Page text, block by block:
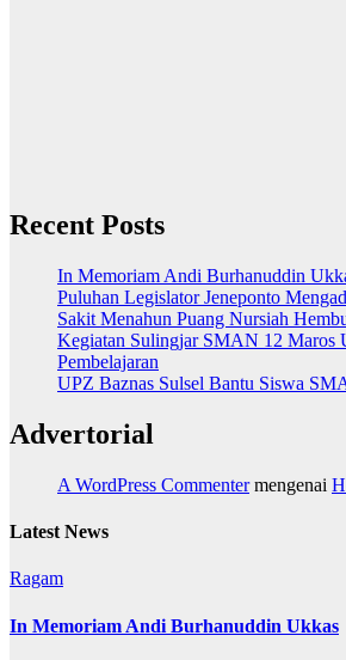
Recent Posts
In Memoriam Andi Burhanuddin
Puluhan Legislator Jeneponto
Sakit Menahun Puang Nursiah
Kegiatan Sulingjar SMAN 12 Maros
Pembelajaran
UPZ Baznas Sulsel Bantu Siswa
Advertorial
A WordPress Commentermengenai
Latest News
Ragam
In Memoriam Andi Burhanuddin Ukkas